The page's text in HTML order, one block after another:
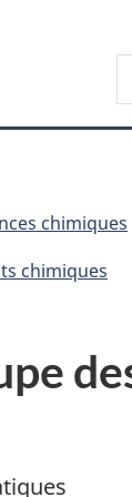
chimiques
chimiques